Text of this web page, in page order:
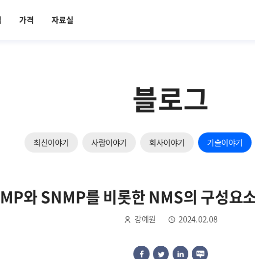
가격 자료실
블로그
최신이야기 사람이야기 회사이야기 기술이야기
와 SNMP를 비롯한 NMS의 구성요
강예원 2024.02.08